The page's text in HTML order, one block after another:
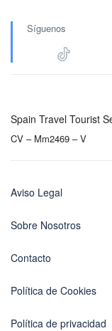
Síguenos
Spain Travel Tourist
CV – Mm2469 – V
Aviso Legal
Sobre Nosotros
Contacto
Política de Cookies
Política de privacidad